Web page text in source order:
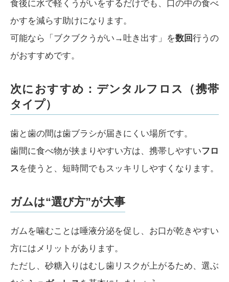
食後に水で軽くうがいをするだけでも、口の中の食べ
かすを減らす助けになります。
可能なら「ブクブクうがい→吐き出す」を数回行うの
がおすすめです。
次におすすめ：デンタルフロス（携帯
タイプ）
歯と歯の間は歯ブラシが届きにくい場所です。
歯間に食べ物が挟まりやすい方は、携帯しやすいフロ
スを使うと、短時間でもスッキリしやすくなります。
ガムは“選び方”が大事
ガムを噛むことは唾液分泌を促し、お口が乾きやすい
方にはメリットがあります。
ただし、砂糖入りはむし歯リスクが上がるため、選ぶ